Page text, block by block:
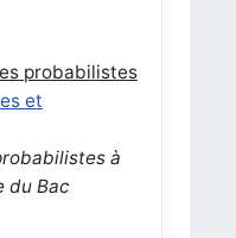
probabilistes
et
à
du Bac